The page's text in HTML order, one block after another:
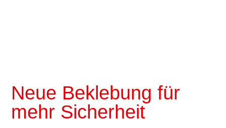
Neue Beklebung für
mehr Sicherheit